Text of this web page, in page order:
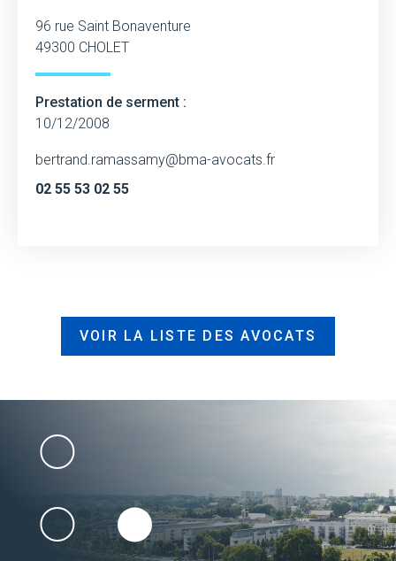
96 rue Saint Bonaventure
49300 CHOLET
Prestation de serment :
10/12/2008
bertrand.ramassamy@bma-avocats.fr
02 55 53 02 55
VOIR LA LISTE DES AVOCATS